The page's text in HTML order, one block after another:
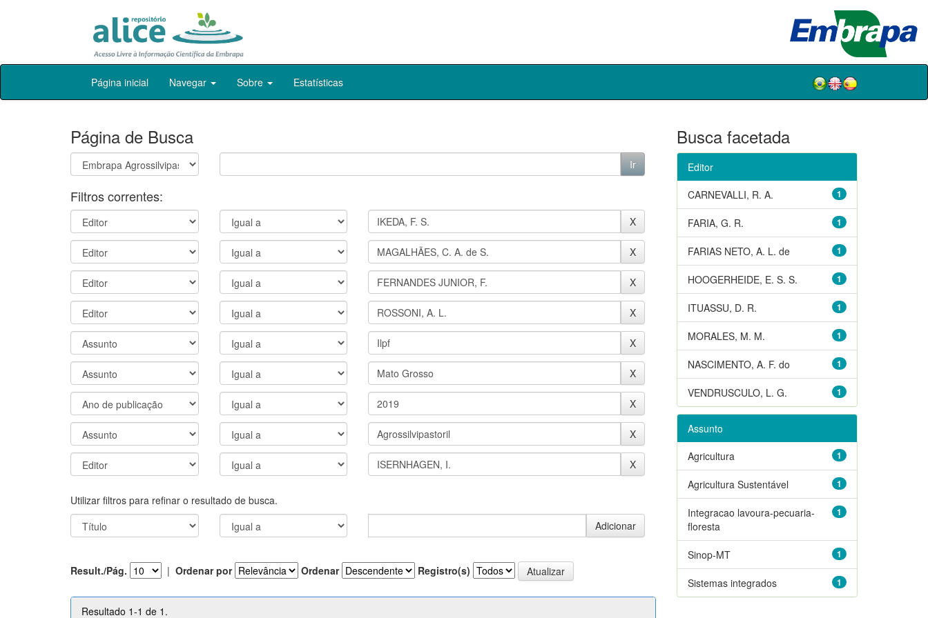
Skip
Página inicial Navegar Sobre Estatísticas
Página de Busca
Filtros correntes:
Utilizar filtros para refinar o resultado de busca.
Result./Pág. | Ordenar por Ordenar Registro(s)
Resultado 1-1 de 1.
Busca facetada
Editor
1
CARNEVALLI, R. A.
1
FARIA, G. R.
1
FARIAS NETO, A. L. de
1
HOOGERHEIDE, E. S. S.
1
ITUASSU, D. R.
1
MORALES, M. M.
1
NASCIMENTO, A. F. do
1
VENDRUSCULO, L. G.
Assunto
1
Agricultura
1
Agricultura Sustentável
1
Integracao lavoura-pecuaria-
floresta
1
Sinop-MT
1
Sistemas integrados